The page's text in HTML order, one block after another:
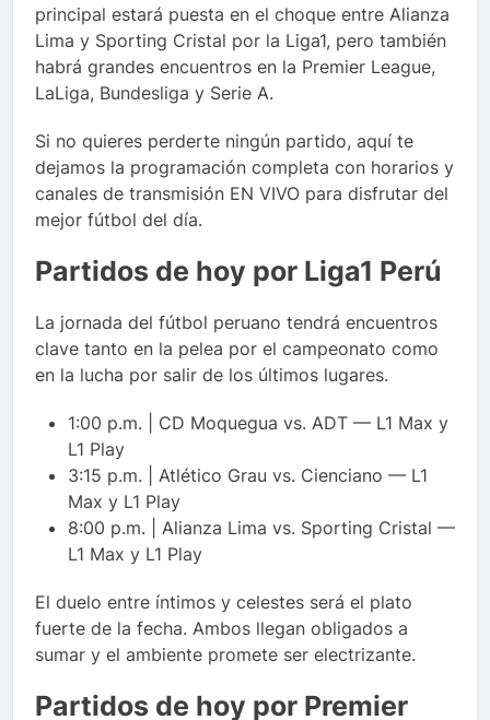
principal estará puesta en el choque entre Alianza
Lima y Sporting Cristal por la Liga1, pero también
habrá grandes encuentros en la Premier League,
LaLiga, Bundesliga y Serie A.
Si no quieres perderte ningún partido, aquí te
dejamos la programación completa con horarios y
canales de transmisión EN VIVO para disfrutar del
mejor fútbol del día.
Partidos de hoy por Liga1 Perú
La jornada del fútbol peruano tendrá encuentros
clave tanto en la pelea por el campeonato como
en la lucha por salir de los últimos lugares.
1:00 p.m. | CD Moquegua vs. ADT — L1 Max y
L1 Play
3:15 p.m. | Atlético Grau vs. Cienciano — L1
Max y L1 Play
8:00 p.m. | Alianza Lima vs. Sporting Cristal —
L1 Max y L1 Play
El duelo entre íntimos y celestes será el plato
fuerte de la fecha. Ambos llegan obligados a
sumar y el ambiente promete ser electrizante.
Partidos de hoy por Premier